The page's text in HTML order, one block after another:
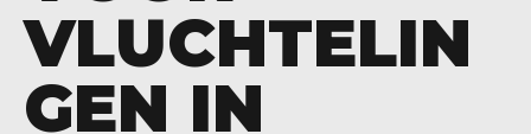
VLUCHTELIN
GEN IN